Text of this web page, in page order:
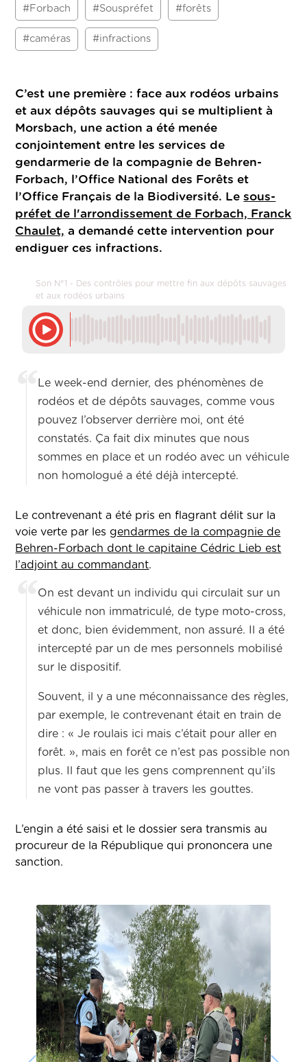
#Forbach #Souspréfet #forêts
#caméras #infractions
C’est une première : face aux rodéos urbains
et aux dépôts sauvages qui se multiplient à
Morsbach, une action a été menée
conjointement entre les services de
gendarmerie de la compagnie de Behren-
Forbach, l’Office National des Forêts et
l’Office Français de la Biodiversité. Lesous-
préfet de l'arrondissement de Forbach, Franck
Chaulet, a demandé cette intervention pour
endiguer ces infractions.
Son N°1 - Des contrôles pour mettre fin aux dépôts sauvages
et aux rodéos urbains
Le week-end dernier, des phénomènes de
rodéos et de dépôts sauvages, comme vous
pouvez l’observer derrière moi, ont été
constatés. Ça fait dix minutes que nous
sommes en place et un rodéo avec un véhicule
non homologué a été déjà intercepté.
Le contrevenant a été pris en flagrant délit sur la
voie verte par les gendarmes de la compagnie de
Behren-Forbach dont le capitaine Cédric Lieb est
l’adjoint au commandant.
On est devant un individu qui circulait sur un
véhicule non immatriculé, de type moto-cross,
et donc, bien évidemment, non assuré. Il a été
intercepté par un de mes personnels mobilisé
sur le dispositif.
Souvent, il y a une méconnaissance des règles,
par exemple, le contrevenant était en train de
dire : « Je roulais ici mais c’était pour aller en
forêt. », mais en forêt ce n’est pas possible non
plus. Il faut que les gens comprennent qu’ils
ne vont pas passer à travers les gouttes.
L’engin a été saisi et le dossier sera transmis au
procureur de la République qui prononcera une
sanction.